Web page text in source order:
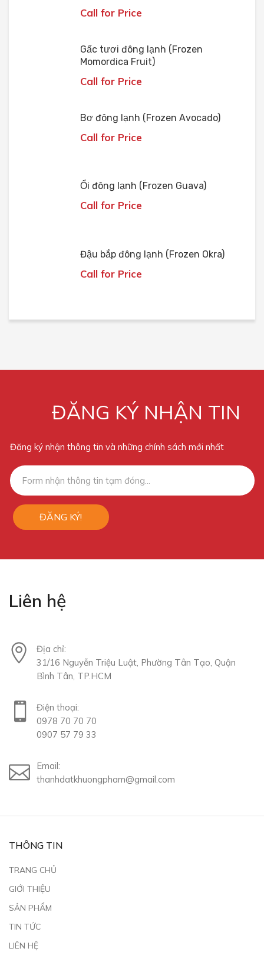
Call for Price
Gấc tươi đông lạnh (Frozen
Momordica Fruit)
Call for Price
Bơ đông lạnh (Frozen Avocado)
Call for Price
Ổi đông lạnh (Frozen Guava)
Call for Price
Đậu bắp đông lạnh (Frozen Okra)
Call for Price
ĐĂNG KÝ NHẬN TIN
Đăng ký nhận thông tin và những chính sách mới nhất
ĐĂNG KÝ!
Liên hệ
Địa chỉ:
31/16 Nguyễn Triệu Luật, Phường Tân Tạo, Quận
Bình Tân, TP.HCM
Điện thoại:
0978 70 70 70
0907 57 79 33
Email:
thanhdatkhuongpham@gmail.com
THÔNG TIN
TRANG CHỦ
GIỚI THIỆU
SẢN PHẨM
TIN TỨC
LIÊN HỆ